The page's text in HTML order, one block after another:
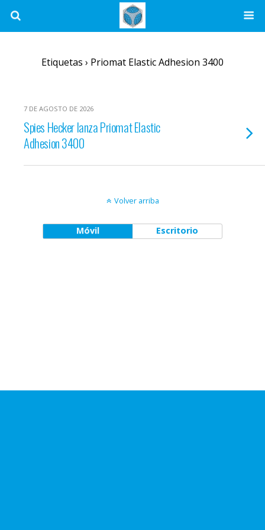
Etiquetas › Priomat Elastic Adhesion 3400
7 DE AGOSTO DE 2026
Spies Hecker lanza Priomat Elastic
Adhesion 3400
Volver arriba
Móvil Escritorio